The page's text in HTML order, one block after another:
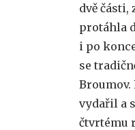
dvě
protáhla
i po
se
vydařil a